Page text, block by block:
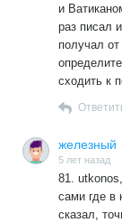
и
раз писал
получал
сходить к
железный
5 лет назад
81.
сами где в
сказал,